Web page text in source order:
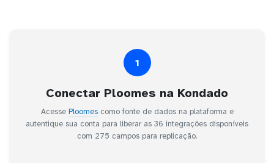
1
Conectar Ploomes na Kondado
Acesse Ploomescomo fonte de dados na plataforma e
autentique sua conta para liberar as 36 integrações disponíveis
com 275 campos para replicação.